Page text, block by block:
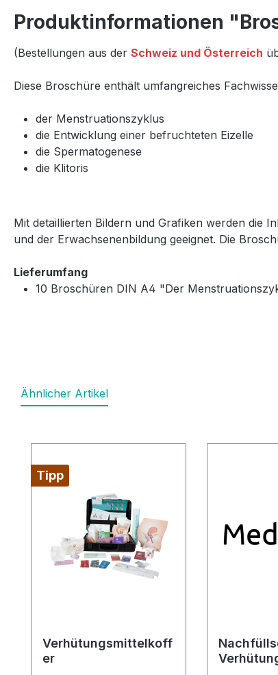
Produktinformationen
(Bestellungen aus der Schweiz und Österreich
Diese Broschüre enthält umfangreiches
der Menstruationszyklus
die Entwicklung einer befruchteten Eizelle
die Spermatogenese
die Klitoris
Mit detaillierten Bildern und Grafiken werden die
und der Erwachsenenbildung geeignet. Die
Lieferumfang
10 Broschüren DIN A4 "Der
Ähnlicher Artikel
Tipp
Verhütungsmittelkoff
er